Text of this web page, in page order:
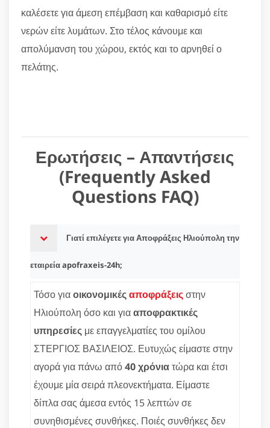
καλέσετε για άμεση επέμβαση και καθαρισμό είτε
νερών είτε λυμάτων. Στο τέλος κάνουμε και
απολύμανση του χώρου, εκτός και το αρνηθεί ο
πελάτης.
Ερωτήσεις – Απαντήσεις
(Frequently Asked
Questions FAQ)
Γιατί επιλέγετε για Αποφράξεις Ηλιούπολη την
εταιρεία apofraxeis-24h;
Τόσο γιαοικονομικέςαποφράξειςστην
Ηλιούπολη όσο και γιααποφρακτικές
υπηρεσίες με επαγγελματίες του ομίλου
ΣΤΕΡΓΙΟΣ ΒΑΣΙΛΕΙΟΣ. Ευτυχώς είμαστε στην
αγορά για πάνω από40 χρόνιατώρα και έτσι
έχουμε μία σειρά πλεονεκτήματα. Είμαστε
δίπλα σας άμεσα εντός 15 λεπτών σε
συνηθισμένες συνθήκες. Ποιές συνθήκες δεν